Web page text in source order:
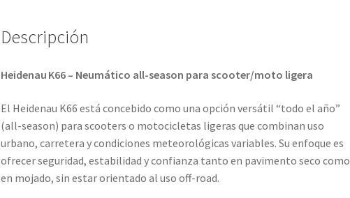
(delantero/trasero)
Descripción
Heidenau K66 – Neumático all-season para scooter/moto ligera
El Heidenau K66 está concebido como una opción versátil “todo el año”
(all-season) para scooters o motocicletas ligeras que combinan uso
urbano, carretera y condiciones meteorológicas variables. Su enfoque es
ofrecer seguridad, estabilidad y confianza tanto en pavimento seco como
en mojado, sin estar orientado al uso off-road.